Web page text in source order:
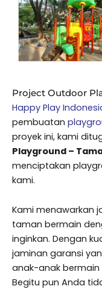
Project Outdoor
Happy Play
pembuatan
proyek ini, kami
Playground –
menciptakan
kami.
Kami menawarkan
taman bermain
inginkan. Dengan
jaminan garansi
anak-anak
Begitu pun Anda